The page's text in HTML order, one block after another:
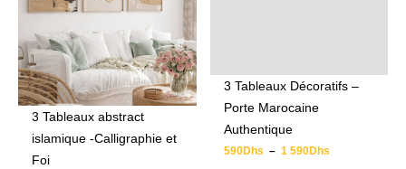
3 Tableaux abstract
islamique -Calligraphie et
Foi
3 Tableaux Décoratifs –
Porte Marocaine
Authentique
590Dhs – 1 590Dhs